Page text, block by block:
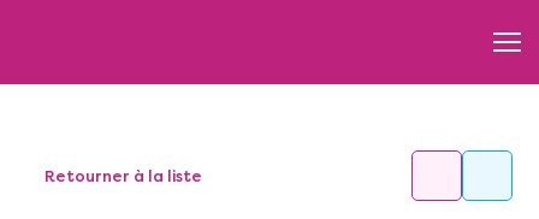
Retourner à la liste